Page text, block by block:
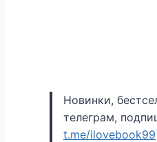
Новинки,
телеграм,
t.me/ilovebook99